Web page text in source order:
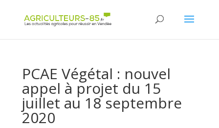
PCAE Végétal : nouvel
appel à projet du 15
juillet au 18 septembre
2020